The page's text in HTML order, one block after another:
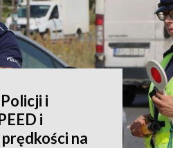
i
i
na